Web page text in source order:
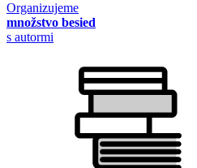
Organizujeme
množstvo besied
s autormi